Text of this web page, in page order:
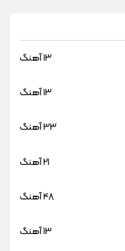
13 آهنگ
13 آهنگ
33 آهنگ
21 آهنگ
48 آهنگ
13 آهنگ